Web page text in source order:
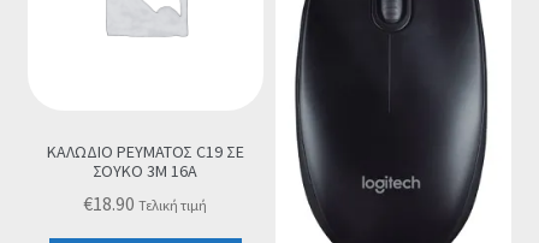
ΚΑΛΩΔΙΟ ΡΕΥΜΑΤΟΣ C19 ΣΕ
ΣΟΥΚΟ 3M 16A
€18.90 Τελική τιμή